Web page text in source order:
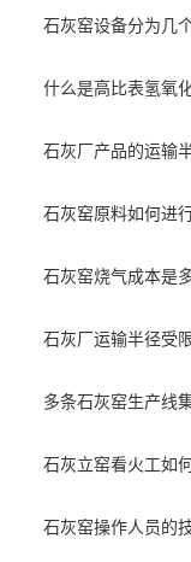
石灰窑设备分为几
什么是高比表氢氧
石灰厂产品的运输
石灰窑原料如何进
石灰窑烧气成本是
石灰厂运输半径受
多条石灰窑生产线
石灰立窑看火工如
石灰窑操作人员的